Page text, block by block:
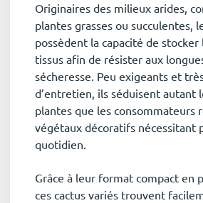
Originaires des milieux arides,
plantes grasses ou succulentes,
possèdent la capacité de stocker
tissus afin de résister aux
sécheresse. Peu exigeants et
d’entretien, ils séduisent autant
plantes que les consommateurs
végétaux décoratifs nécessitant
quotidien.
Grâce à leur format compact en
ces cactus variés trouvent